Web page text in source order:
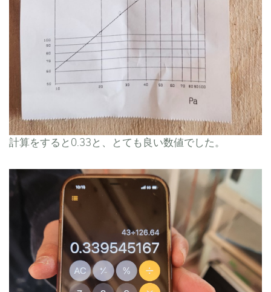
計算をすると0.33と、とても良い数値でした。